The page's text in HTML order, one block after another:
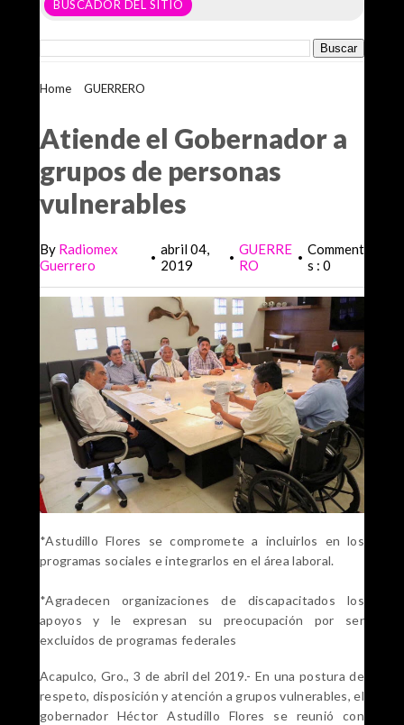
BUSCADOR DEL SITIO
Home GUERRERO
Atiende el Gobernador a
grupos de personas
vulnerables
By Radiomex
Guerrero
• abril 04,
2019
• GUERRE
RO
• Comment
s : 0
*Astudillo Flores se compromete a incluirlos en los
programas sociales e integrarlos en el área laboral.
*Agradecen organizaciones de discapacitados los
apoyos y le expresan su preocupación por ser
excluidos de programas federales
Acapulco, Gro., 3 de abril del 2019.- En una postura de
respeto, disposición y atención a grupos vulnerables, el
gobernador Héctor Astudillo Flores se reunió con